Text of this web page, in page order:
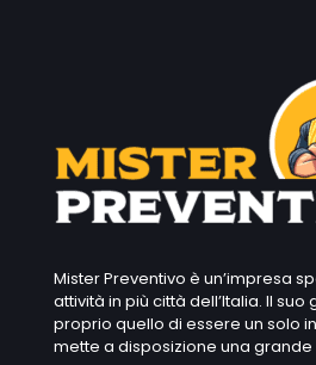
Mister Preventivo è un’impresa
attività in più città dell’Italia. Il
proprio quello di essere un solo
mette a disposizione una grande